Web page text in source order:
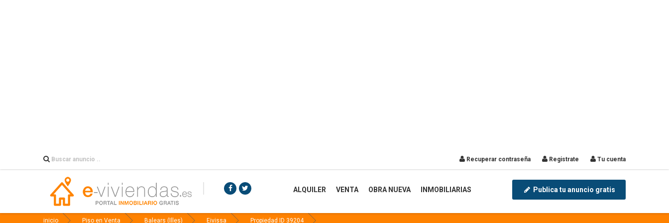
Recuperar contraseña Registrate Tu cuenta
ALQUILER VENTA OBRA NUEVA INMOBILIARIAS Publica tu anuncio gratis
inicio Piso en Venta Balears (Illes) Eivissa Propiedad ID 39204